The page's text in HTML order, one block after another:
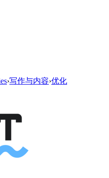
›写作与内容›优化